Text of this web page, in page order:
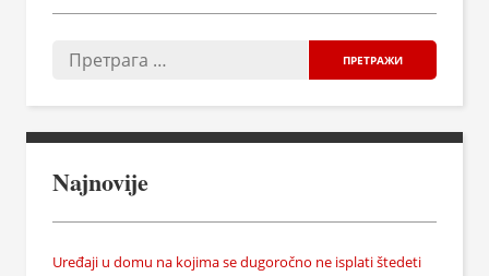
Najnovije
Uređaji u domu na kojima se dugoročno ne isplati štedeti